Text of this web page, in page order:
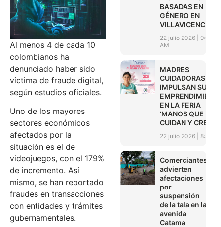
Al menos 4 de cada 10
colombianos ha
denunciado haber sido
víctima de fraude digital,
según estudios oficiales.
Uno de los mayores
sectores económicos
afectados por la
situación es el de
videojuegos, con el 179%
de incremento. Así
mismo, se han reportado
fraudes en transacciones
con entidades y trámites
gubernamentales.
BASADAS EN
GÉNERO EN
VILLAVICENCIO
22 julio 2026
9:01
AM
MADRES
CUIDADORAS
IMPULSAN SUS
EN LA FERIA
‘MANOS QUE
CUIDAN Y CREAN’
22 julio 2026 8:45
Comerciantes
advierten
afectaciones
por
suspensión
de la tala en la
avenida
Catama